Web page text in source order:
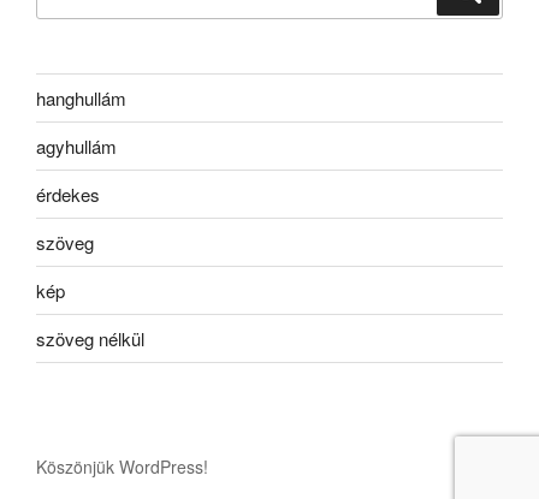
hanghullám
agyhullám
érdekes
szöveg
kép
szöveg nélkül
Köszönjük WordPress!